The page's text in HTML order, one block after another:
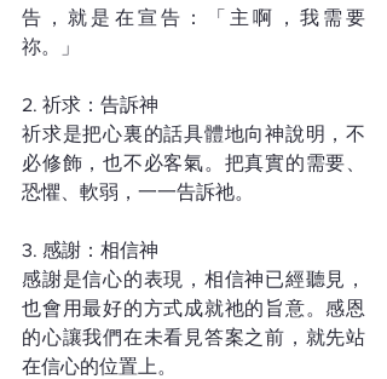
告，就是在宣告：「主啊，我需要
祢。」
2. 祈求：告訴神
祈求是把心裏的話具體地向神說明，不
必修飾，也不必客氣。把真實的需要、
恐懼、軟弱，一一告訴祂。
3. 感謝：相信神
感謝是信心的表現，相信神已經聽見，
也會用最好的方式成就祂的旨意。感恩
的心讓我們在未看見答案之前，就先站
在信心的位置上。